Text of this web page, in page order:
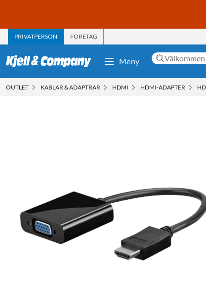
PRIVATPERSON FÖRETAG
Meny
OUTLET KABLAR & ADAPTRAR HDMI HDMI-ADAPTER